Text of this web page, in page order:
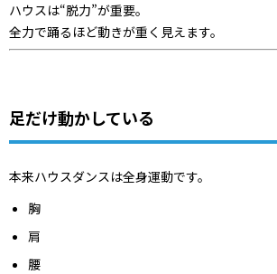
ハウスは“脱力”が重要。
全力で踊るほど動きが重く見えます。
足だけ動かしている
本来ハウスダンスは全身運動です。
胸
肩
腰